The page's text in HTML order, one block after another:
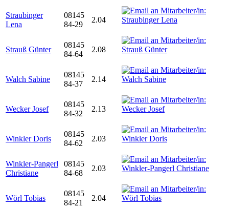
Straubinger
Lena
08145
84-29
2.04
Strauß Günter
08145
84-64
2.08
Walch Sabine
08145
84-37
2.14
Wecker Josef
08145
84-32
2.13
Winkler Doris
08145
84-62
2.03
Winkler-Pangerl
Christiane
08145
84-68
2.03
Wörl Tobias
08145
84-21
2.04